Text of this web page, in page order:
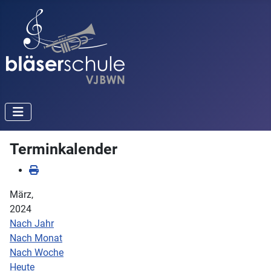
Terminkalender
März,
2024
Nach Jahr
Nach Monat
Nach Woche
Heute